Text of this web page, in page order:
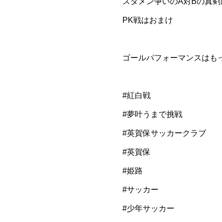
PK戦はおまけ️
ゴールパフォーマンスはも
#紅白戦
⁡#夢叶うまで挑戦
#英賀保サッカークラブ
#英賀保
#姫路
#サッカー
#少年サッカー